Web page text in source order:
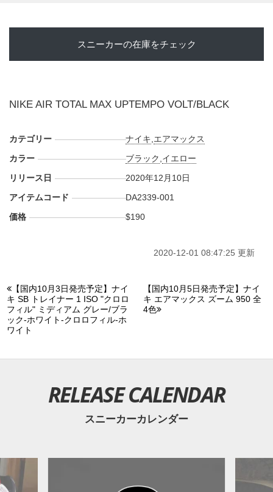
スニーカーの在庫をチェック
NIKE AIR TOTAL MAX UPTEMPO VOLT/BLACK
カテゴリー ナイキ エアマックス
カラー
ブラック イエロー
リリース日
2020年12月10日
アイテムコード
DA2339-001
価格
$190
2020-12-01 08:47:25 更新
【国内10月3日発売予定】ナイ
キ SB トレイナー 1 ISO "クロロ
フィル" ミディアム グレー/ブラ
ック-ホワイト-クロロフィル-ホ
ワイト
【国内10月5日発売予定】ナイ
キ エアマックス ズーム 950 全
4色
RELEASE CALENDAR
スニーカーカレンダー